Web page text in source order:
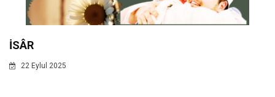
İSÂR
22 Eylul 2025